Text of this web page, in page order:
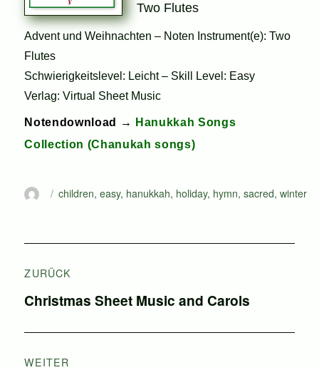
Two Flutes
Advent und Weihnachten – Noten Instrument(e): Two
Flutes
Schwierigkeitslevel: Leicht – Skill Level: Easy
Verlag: Virtual Sheet Music
Notendownload →
Hanukkah Songs
Collection (Chanukah songs)
Autor
Schlagwörter
children,easy, hanukkah, holiday, hymn,sacred,winter
ZURÜCK
Vorheriger
Christmas Sheet Music and Carols
WEITER